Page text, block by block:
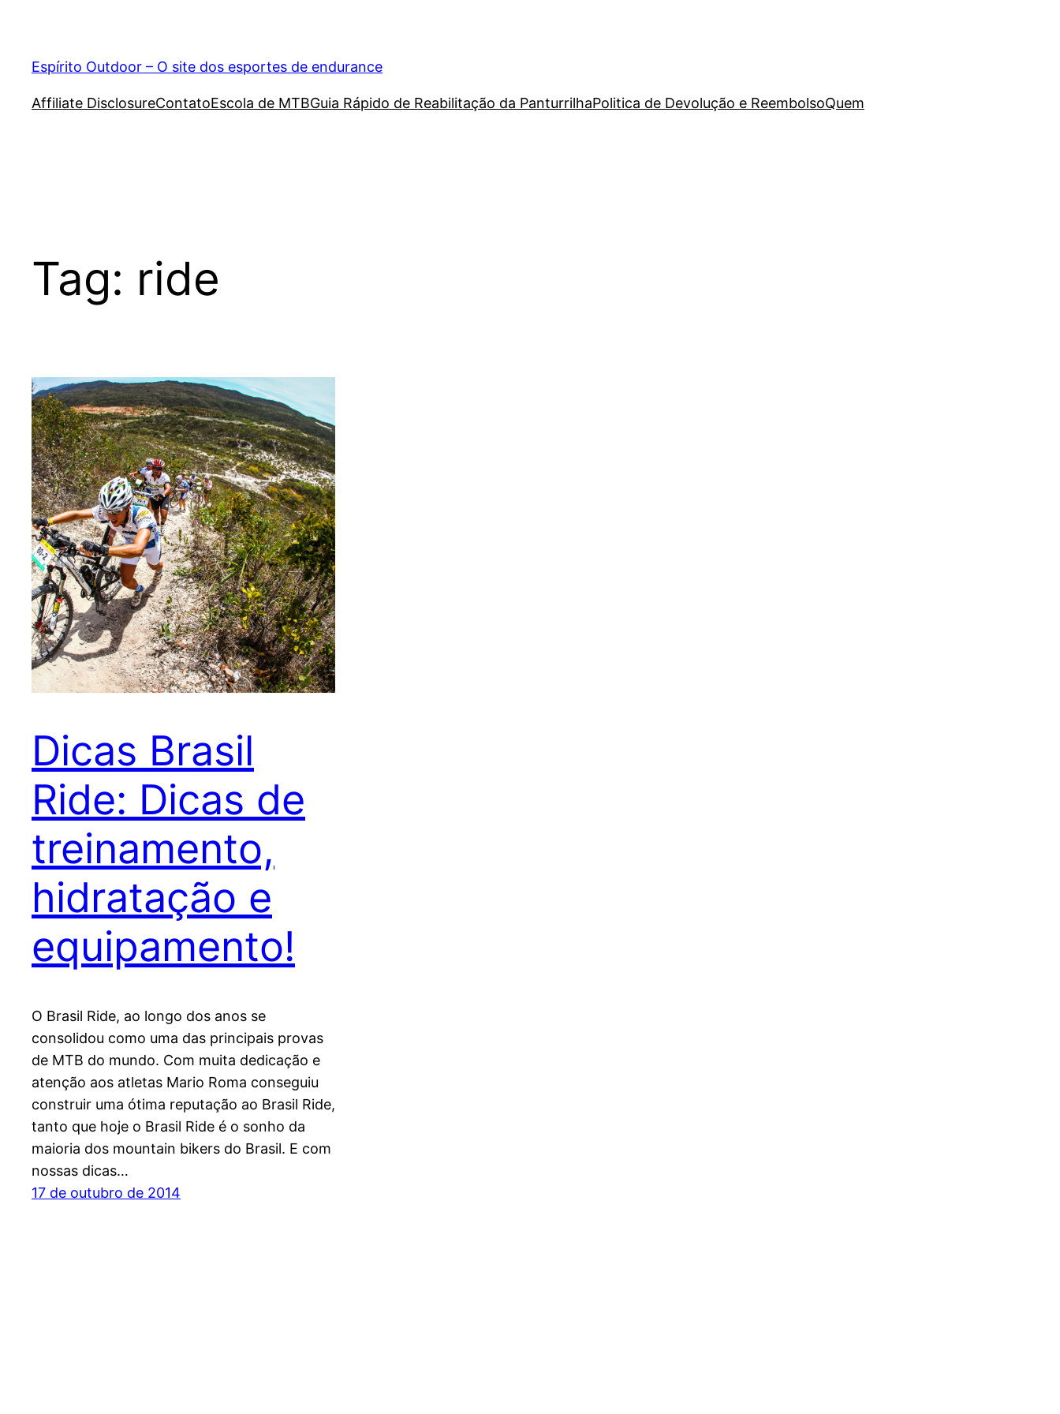
Espírito Outdoor – O site dos esportes de endurance
Affiliate DisclosureContatoEscola de MTBGuia Rápido de Reabilitação da PanturrilhaPolitica de Devolução e ReembolsoQuem
Tag: ride
Dicas Brasil
Ride: Dicas de
treinamento,
hidratação e
equipamento!
O Brasil Ride, ao longo dos anos se
consolidou como uma das principais provas
de MTB do mundo. Com muita dedicação e
atenção aos atletas Mario Roma conseguiu
construir uma ótima reputação ao Brasil Ride,
tanto que hoje o Brasil Ride é o sonho da
maioria dos mountain bikers do Brasil. E com
nossas dicas…
17 de outubro de 2014